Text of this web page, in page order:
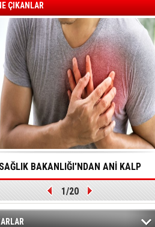
KARARTMA
VERİLDİ
VELİ AĞBABA
ÇERÇEVE YASA
BAŞLADI
ÇIKANLAR
SAĞLIK BAKANLIĞI'NDAN ANİ KALP
DURMALARINA HIZLI MÜDAHALE
YÖNELİK ÖNLENMESİ İÇİN
1/20